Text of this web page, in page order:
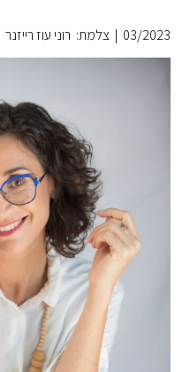
03/2023
| צלמת: רוני עוז רייזנר